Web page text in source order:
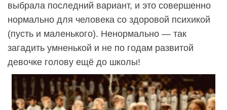
выбрала последний вариант, и это совершенно
нормально для человека со здоровой психикой
(пусть и маленького). Ненормально — так
загадить умненькой и не по годам развитой
девочке голову ещё до школы!